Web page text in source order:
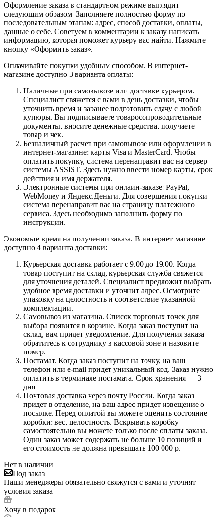
Оформление заказа в стандартном режиме выглядит
следующим образом. Заполняете полностью форму по
последовательным этапам: адрес, способ доставки, оплаты,
данные о себе. Советуем в комментарии к заказу написать
информацию, которая поможет курьеру вас найти. Нажмите
кнопку «Оформить заказ».
Оплачивайте покупки удобным способом. В интернет-
магазине доступно 3 варианта оплаты:
Наличные при самовывозе или доставке курьером.
Специалист свяжется с вами в день доставки, чтобы
уточнить время и заранее подготовить сдачу с любой
купюры. Вы подписываете товаросопроводительные
документы, вносите денежные средства, получаете
товар и чек.
Безналичный расчет при самовывозе или оформлении в
интернет-магазине: карты Visa и MasterCard. Чтобы
оплатить покупку, система перенаправит вас на сервер
системы ASSIST. Здесь нужно ввести номер карты, срок
действия и имя держателя.
Электронные системы при онлайн-заказе: PayPal,
WebMoney и Яндекс.Деньги. Для совершения покупки
система перенаправит вас на страницу платежного
сервиса. Здесь необходимо заполнить форму по
инструкции.
Экономьте время на получении заказа. В интернет-магазине
доступно 4 варианта доставки:
Курьерская доставка работает с 9.00 до 19.00. Когда
товар поступит на склад, курьерская служба свяжется
для уточнения деталей. Специалист предложит выбрать
удобное время доставки и уточнит адрес. Осмотрите
упаковку на целостность и соответствие указанной
комплектации.
Самовывоз из магазина. Список торговых точек для
выбора появится в корзине. Когда заказ поступит на
склад, вам придет уведомление. Для получения заказа
обратитесь к сотруднику в кассовой зоне и назовите
номер.
Постамат. Когда заказ поступит на точку, на ваш
телефон или e-mail придет уникальный код. Заказ нужно
оплатить в терминале постамата. Срок хранения — 3
дня.
Почтовая доставка через почту России. Когда заказ
придет в отделение, на ваш адрес придет извещение о
посылке. Перед оплатой вы можете оценить состояние
коробки: вес, целостность. Вскрывать коробку
самостоятельно вы можете только после оплаты заказа.
Один заказ может содержать не больше 10 позиций и
его стоимость не должна превышать 100 000 р.
Нет в наличии
Под заказ
Наши менеджеры обязательно свяжутся с вами и уточнят
условия заказа
Хочу в подарок